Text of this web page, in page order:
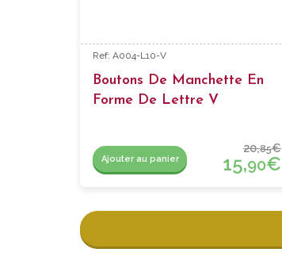
Ref: A004-L10-V
Boutons De Manchette En
Forme De Lettre V
Ajouter au panier
20,85€
15,90€